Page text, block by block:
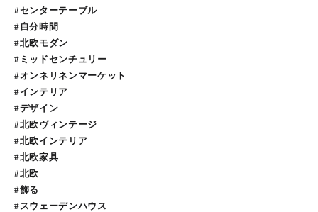
#センターテーブル
#自分時間
#北欧モダン
#ミッドセンチュリー
#オンネリネンマーケット
#インテリア
#デザイン
#北欧ヴィンテージ
#北欧インテリア
#北欧家具
#北欧
#飾る
#スウェーデンハウス